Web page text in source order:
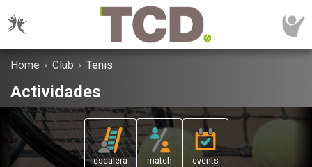
Home › Club › Tenis
Actividades
escalera match events